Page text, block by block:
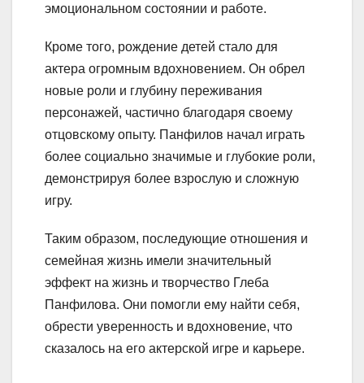
эмоциональном состоянии и работе.
Кроме того, рождение детей стало для
актера огромным вдохновением. Он обрел
новые роли и глубину переживания
персонажей, частично благодаря своему
отцовскому опыту. Панфилов начал играть
более социально значимые и глубокие роли,
демонстрируя более взрослую и сложную
игру.
Таким образом, последующие отношения и
семейная жизнь имели значительный
эффект на жизнь и творчество Глеба
Панфилова. Они помогли ему найти себя,
обрести уверенность и вдохновение, что
сказалось на его актерской игре и карьере.